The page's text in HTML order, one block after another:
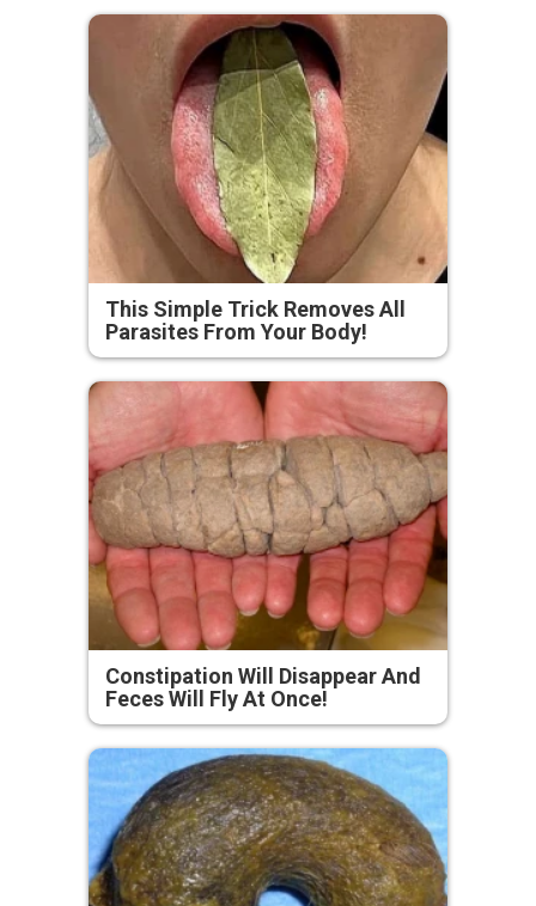
This Simple Trick Removes All
Parasites From Your Body!
Constipation Will Disappear And
Feces Will Fly At Once!